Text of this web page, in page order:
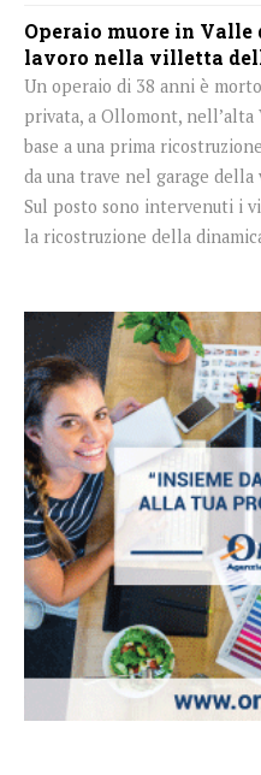
Operaio muore in Valle
lavoro nella villetta
Un operaio di 38 anni è
privata, a Ollomont, nell’alta
base a una prima
da una trave nel garage
Sul posto sono intervenuti i
la ricostruzione della